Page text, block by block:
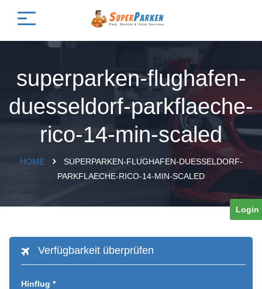
superparken-flughafen-
duesseldorf-parkflaeche-
rico-14-min-scaled
HOME
SUPERPARKEN-FLUGHAFEN-DUESSELDORF-
PARKFLAECHE-RICO-14-MIN-SCALED
Verfügbarkeit überprüfen
Hinflug *
Login